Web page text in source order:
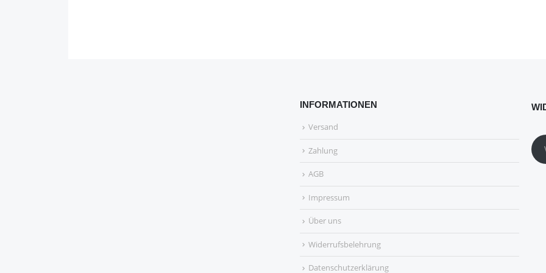
INFORMATIONEN
Versand
Zahlung
AGB
Impressum
Über uns
Widerrufsbelehrung
Datenschutzerklärung